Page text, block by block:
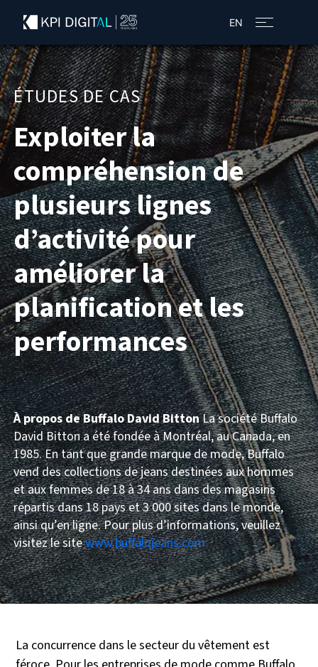
EN
ÉTUDES DE CAS
Exploiter la
compréhension de
plusieurs lignes
d’activité pour
améliorer la
planification et les
performances
À propos de Buffalo David BittonLa société Buffalo
David Bitton a été fondée à Montréal, au Canada, en
1985. En tant que grande marque de mode, Buffalo
vend des collections de jeans destinées aux hommes
et aux femmes de 18 à 34 ans dans des magasins
répartis dans 18 pays et 3 000 sites dans le monde,
ainsi qu’en ligne. Pour plus d’informations, veuillez
visitez le sitewww.buffalojeans.com
La concurrence dans le secteur du vêtement est